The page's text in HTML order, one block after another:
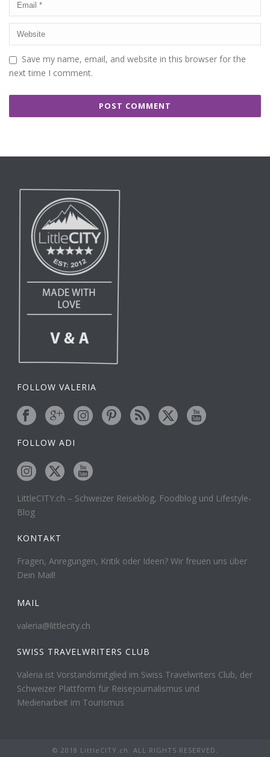
Save my name, email, and website in this browser for the
next time I comment.
FOLLOW VALERIA
FOLLOW ADI
LittleCITY.ch – Schweizer Reiseblog, Foodblog und Lifestyle-
Blog
KONTAKT
Fragen, Anregungen, Kritik oder Ideen? Wir freuen uns über
Dein Mail!
MAIL
valeria@littlecity.ch
SWISS TRAVELWRITERS CLUB
Valeria ist Vorstandsmitglied im Swiss Travelwriters Club, der
Schweizer Plattform für Reisejournalismus und
Medienarbeit im Tourismus
© 2018 LittleCITY.ch. ALL RIGHTS RESERVED.